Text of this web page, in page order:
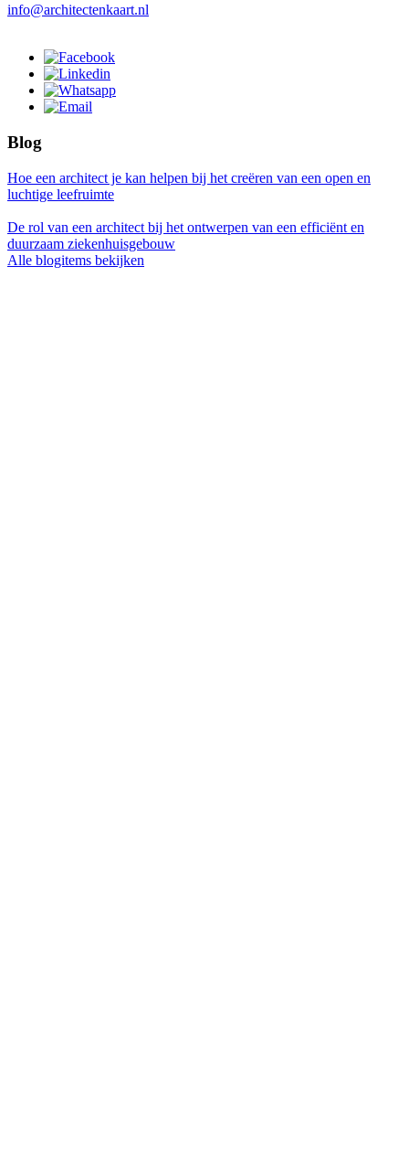
info@architectenkaart.nl
Blog
Hoe een architect je kan helpen bij het creëren van een open en
luchtige leefruimte
De rol van een architect bij het ontwerpen van een efficiënt en
duurzaam ziekenhuisgebouw
Alle blogitems bekijken